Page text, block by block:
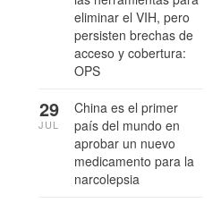
eliminar el VIH, pero
persisten brechas de
acceso y cobertura:
OPS
China es el primer
país del mundo en
aprobar un nuevo
medicamento para la
narcolepsia
29
JUL